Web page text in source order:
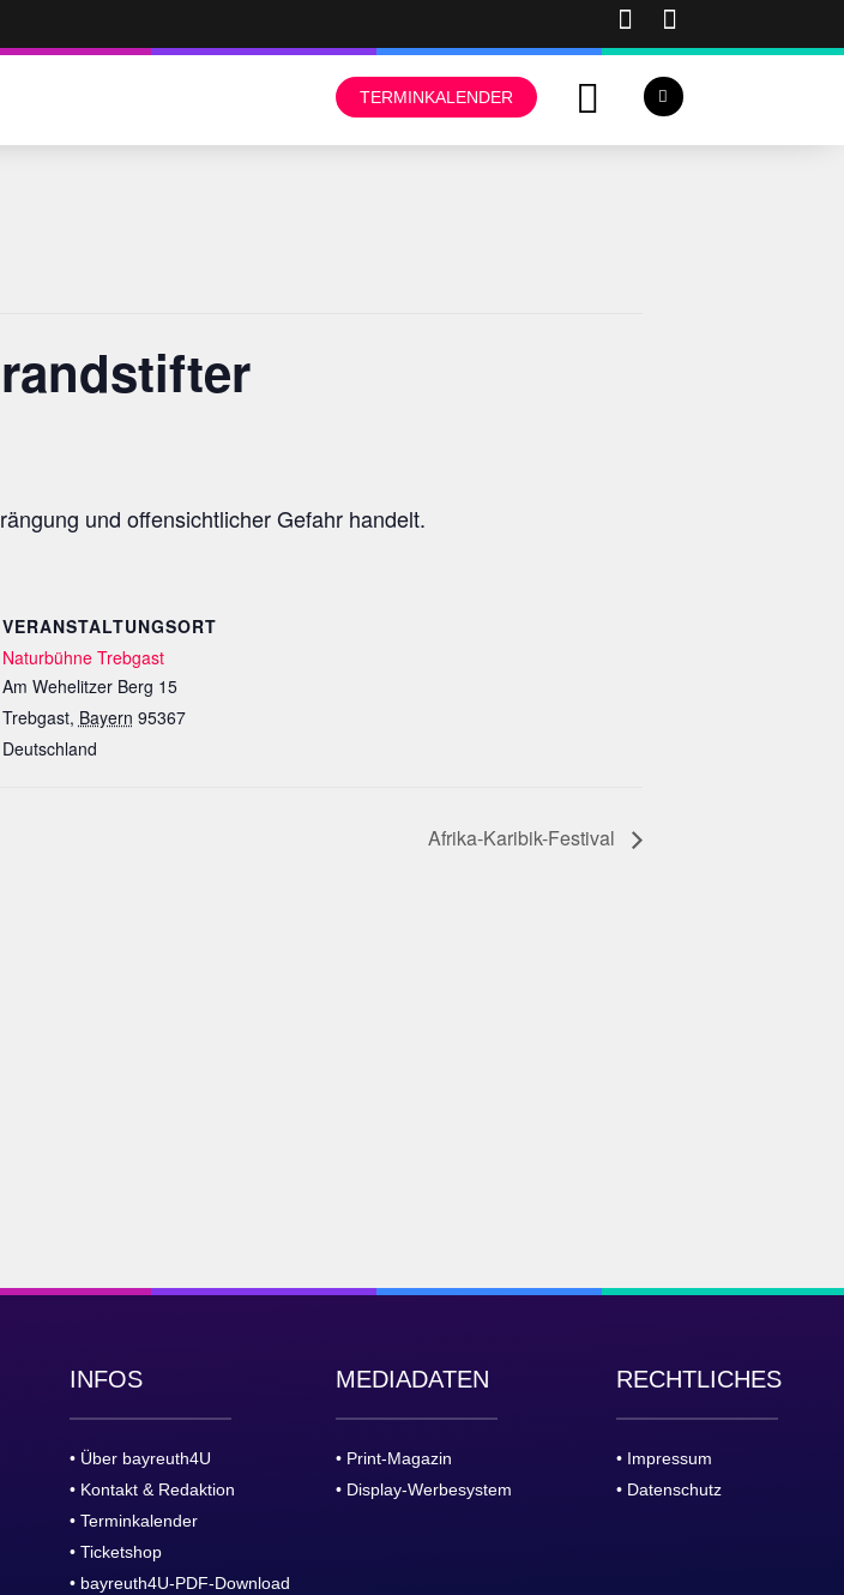
TERMINKALENDER
und offensichtlicher Gefahr handelt.
VERANSTALTUNGSORT
Naturbühne Trebgast
Am Wehelitzer Berg 15
Trebgast, Bayern 95367
Deutschland
Afrika-Karibik-Festival
INFOS
• Über bayreuth4U
• Kontakt & Redaktion
• Terminkalender
• Ticketshop
• bayreuth4U-PDF-Download
MEDIADATEN
• Print-Magazin
• Display-Werbesystem
RECHTLICHES
• Impressum
• Datenschutz